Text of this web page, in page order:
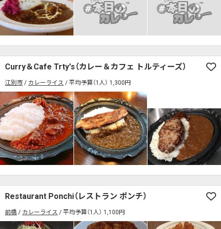
Curry＆Cafe Trty's（カレー＆カフェ トルティーズ）
江別市 カレーライス 平均予算（1人） 1,300円
Restaurant Ponchi（レストラン ポンチ）
前橋 カレーライス 平均予算（1人） 1,100円